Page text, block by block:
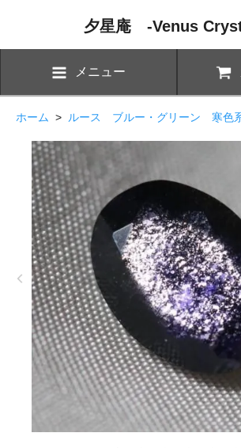
夕星庵 -Venus
メニュー
ホーム > ルース ブルー・グリーン 寒色